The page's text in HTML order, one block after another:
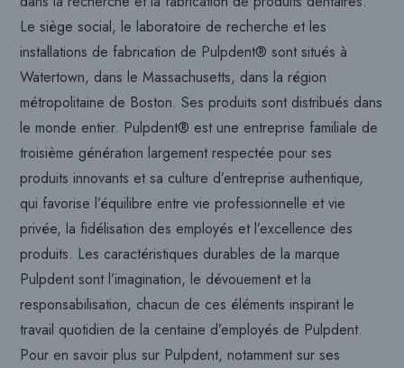
Le siège social, le laboratoire de recherche et les
installations de fabrication de Pulpdent® sont situés à
Watertown, dans le Massachusetts, dans la région
métropolitaine de Boston. Ses produits sont distribués dans
le monde entier. Pulpdent® est une entreprise familiale de
troisième génération largement respectée pour ses
produits innovants et sa culture d’entreprise authentique,
qui favorise l’équilibre entre vie professionnelle et vie
privée, la fidélisation des employés et l’excellence des
produits. Les caractéristiques durables de la marque
Pulpdent sont l’imagination, le dévouement et la
responsabilisation, chacun de ces éléments inspirant le
travail quotidien de la centaine d’employés de Pulpdent.
Pour en savoir plus sur Pulpdent, notamment sur ses